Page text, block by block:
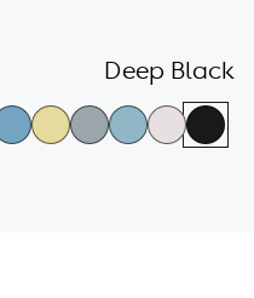
צבעי
הדגמים
Deep Black